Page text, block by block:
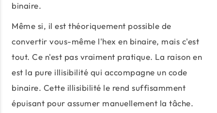
binaire.
Même si, il est théoriquement possible de
convertir vous-même l'hex en binaire, mais c'est
tout. Ce n'est pas vraiment pratique. La raison en
est la pure illisibilité qui accompagne un code
binaire. Cette illisibilité le rend suffisamment
épuisant pour assumer manuellement la tâche.